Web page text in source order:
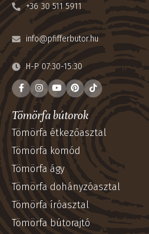
+36 30 511 5911
info@pfifferbutor.hu
H-P 07:30-15:30
Tömörfa bútorok
Tömörfa étkezőasztal
Tömörfa komód
Tömörfa ágy
Tömörfa dohányzóasztal
Tömörfa íróasztal
Tömörfa bútorajtó